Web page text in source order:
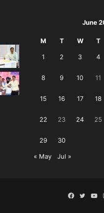
June
M T W T
1 2 3 4
8 9 10 11
15 16 17 18
22 23 24 25
29 30
« May Jul »
Facebook